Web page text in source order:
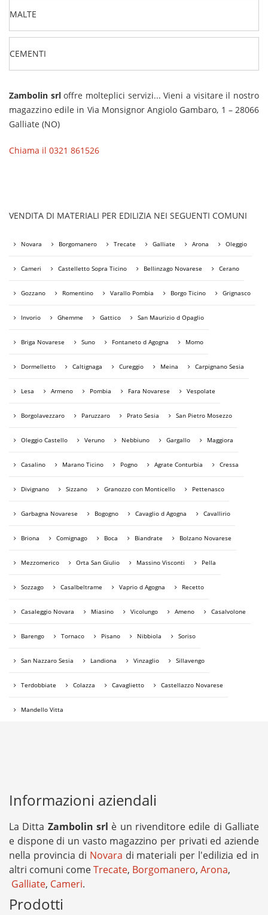
MALTE
CEMENTI
Zambolin srloffre molteplici servizi... Vieni a visitare il nostro
magazzino edile in Via Monsignor Angiolo Gambaro, 1 – 28066
Galliate (NO)
Chiama il 0321 861526
VENDITA DI MATERIALI PER EDILIZIA NEI SEGUENTI COMUNI
Novara Borgomanero Trecate Galliate Arona Oleggio
Cameri Castelletto Sopra Ticino Bellinzago Novarese Cerano
Gozzano Romentino Varallo Pombia Borgo Ticino Grignasco
Invorio Ghemme Gattico San Maurizio d Opaglio
Briga Novarese Suno Fontaneto d Agogna Momo
Dormelletto Caltignaga Cureggio Meina Carpignano Sesia
Lesa Armeno Pombia Fara Novarese Vespolate
Borgolavezzaro Paruzzaro Prato Sesia San Pietro Mosezzo
Oleggio Castello Veruno Nebbiuno Gargallo Maggiora
Casalino Marano Ticino Pogno Agrate Conturbia Cressa
Divignano Sizzano Granozzo con Monticello Pettenasco
Garbagna Novarese Bogogno Cavaglio d Agogna Cavallirio
Briona Comignago Boca Biandrate Bolzano Novarese
Mezzomerico Orta San Giulio Massino Visconti Pella
Sozzago Casalbeltrame Vaprio d Agogna Recetto
Casaleggio Novara Miasino Vicolungo Ameno Casalvolone
Barengo Tornaco Pisano Nibbiola Soriso
San Nazzaro Sesia Landiona Vinzaglio Sillavengo
Terdobbiate Colazza Cavaglietto Castellazzo Novarese
Mandello Vitta
Informazioni aziendali
La Ditta Zambolin srl è un rivenditore edile di Galliate
e dispone di un vasto magazzino per privati ed aziende
nella provincia di Novara di materiali per l'edilizia ed in
altri comuni comeTrecate, Borgomanero, Arona,
Galliate, Cameri.
Prodotti